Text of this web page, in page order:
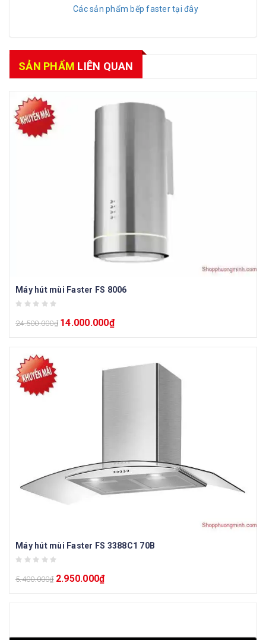
Các sản phẩm bếp faster tại đây
SẢN PHẨM LIÊN QUAN
Máy hút mùi Faster FS 8006
24.500.000₫ 14.000.000₫
Máy hút mùi Faster FS 3388C1 70B
5.400.000₫ 2.950.000₫